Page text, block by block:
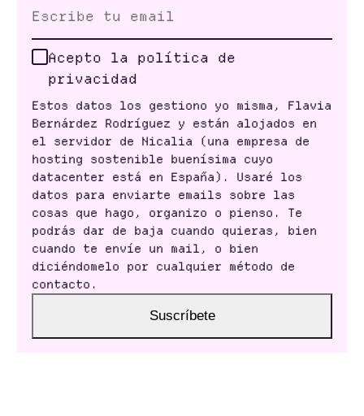
Acepto la política de
privacidad
Estos datos los gestiono yo misma, Flavia
Bernárdez Rodríguez y están alojados en
el servidor de Nicalia (una empresa de
hosting sostenible buenísima cuyo
datacenter está en España). Usaré los
datos para enviarte emails sobre las
cosas que hago, organizo o pienso. Te
podrás dar de baja cuando quieras, bien
cuando te envíe un mail, o bien
diciéndomelo por cualquier método de
contacto.
Suscríbete